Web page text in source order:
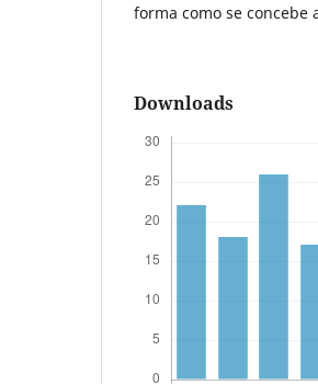
forma como se concebe
Downloads